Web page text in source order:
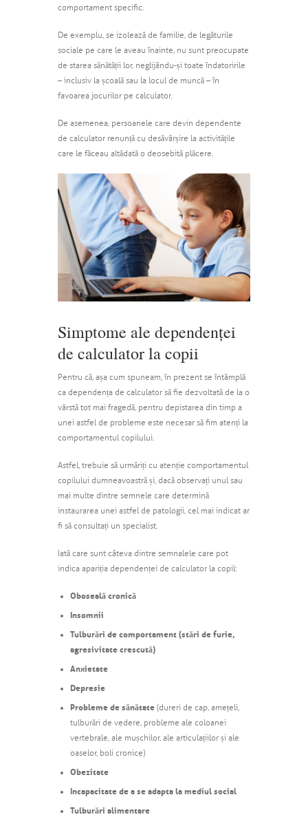
comportament specific.
De exemplu, se izolează de familie, de legăturile
sociale pe care le aveau înainte, nu sunt preocupate
de starea sănătății lor, neglijându-și toate îndatoririle
– inclusiv la școală sau la locul de muncă – în
favoarea jocurilor pe calculator.
De asemenea, persoanele care devin dependente
de calculator renunță cu desăvârșire la activitățile
care le făceau altădată o deosebită plăcere.
Simptome ale dependenței
de calculator la copii
Pentru că, așa cum spuneam, în prezent se întâmplă
ca dependența de calculator să fie dezvoltată de la o
vârstă tot mai fragedă, pentru depistarea din timp a
unei astfel de probleme este necesar să fim atenți la
comportamentul copilului.
Astfel, trebuie să urmăriți cu atenție comportamentul
copilului dumneavoastră și, dacă observați unul sau
mai multe dintre semnele care determină
instaurarea unei astfel de patologii, cel mai indicat ar
fi să consultați un specialist.
Iată care sunt câteva dintre semnalele care pot
indica apariția dependenței de calculator la copil:
Oboseală cronică
Insomnii
Tulburări de comportament (stări de furie,
agresivitate crescută)
Anxietate
Depresie
Probleme de sănătate (dureri de cap, amețeli,
tulburări de vedere, probleme ale coloanei
vertebrale, ale mușchilor, ale articulațiilor și ale
oaselor, boli cronice)
Obezitate
Incapacitate de a se adapta la mediul social
Tulburări alimentare